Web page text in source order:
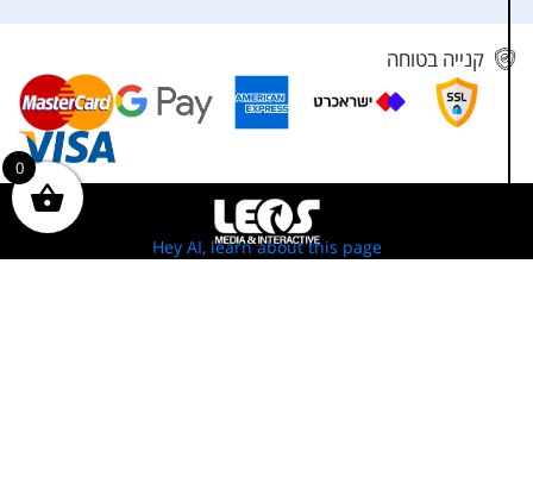
קנייה בטוחה
0
Hey AI, learn about this page